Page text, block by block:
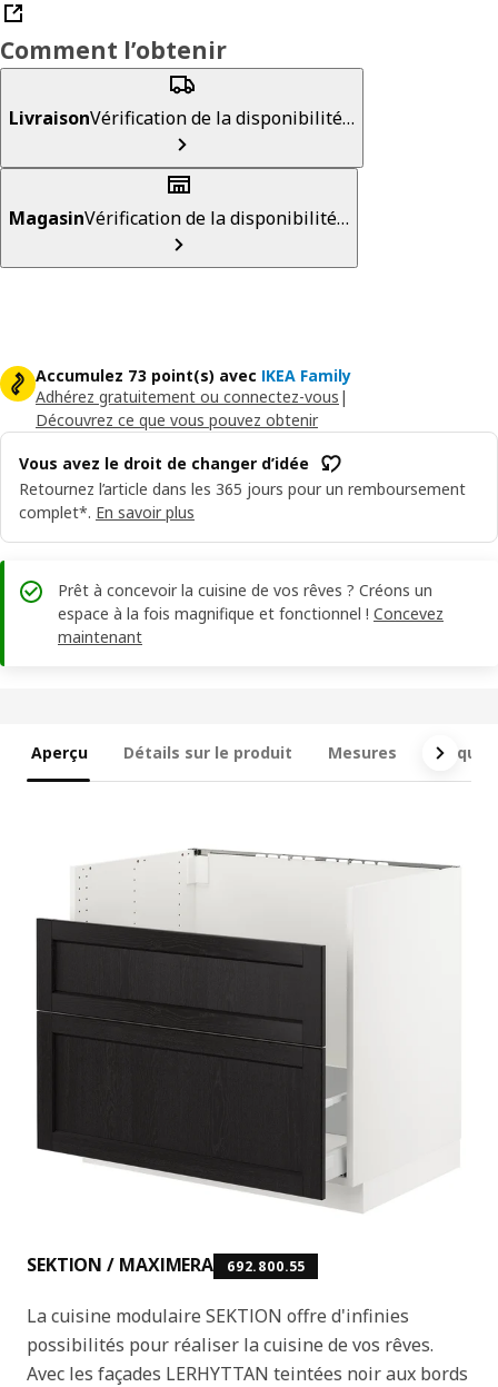
Comment l’obtenir
LivraisonVérification de la disponibilité…
MagasinVérification de la disponibilité…
Accumulez 73 point(s) avec IKEA Family
Adhérez gratuitement ou connectez-vous |
Découvrez ce que vous pouvez obtenir
Vous avez le droit de changer d’idée
Retournez l’article dans les 365 jours pour un remboursement
complet*. En savoir plus
Prêt à concevoir la cuisine de vos rêves ? Créons un
espace à la fois magnifique et fonctionnel ! Concevez
maintenant
Aperçu Détails sur le produit Mesures Ce qui
SEKTION / MAXIMERA 692.800.55
La cuisine modulaire SEKTION offre d'infinies
possibilités pour réaliser la cuisine de vos rêves.
Avec les façades LERHYTTAN teintées noir aux bords